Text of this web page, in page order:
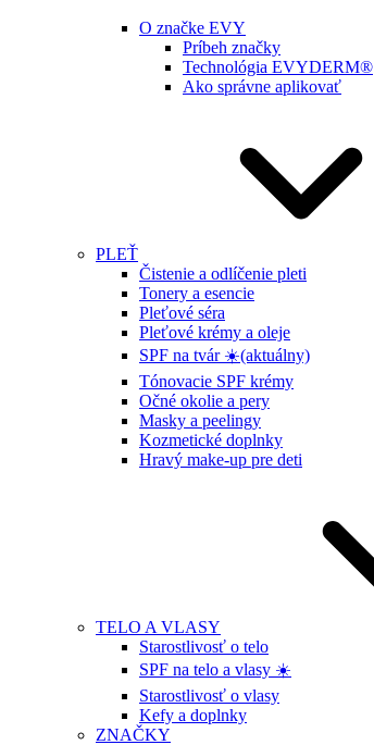
O značke EVY
Príbeh značky
Technológia EVYDERM®
Ako správne aplikovať
PLEŤ
Čistenie a odlíčenie pleti
Tonery a esencie
Pleťové séra
Pleťové krémy a oleje
SPF na tvár ☀️(aktuálny)
Tónovacie SPF krémy
Očné okolie a pery
Masky a peelingy
Kozmetické doplnky
Hravý make-up pre deti
TELO A VLASY
Starostlivosť o telo
SPF na telo a vlasy ☀️
Starostlivosť o vlasy
Kefy a doplnky
ZNAČKY